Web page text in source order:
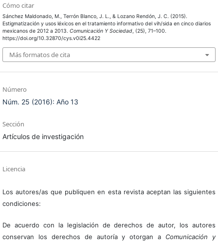
Cómo citar
Sánchez Maldonado, M., Terrón Blanco, J. L., & Lozano Rendón, J. C. (2015).
Estigmatización y usos léxicos en el tratamiento informativo del vih/sida en cinco diarios
mexicanos de 2012 a 2013. Comunicación Y Sociedad, (25), 71–100.
https://doi.org/10.32870/cys.v0i25.4422
Más formatos de cita
Número
Núm. 25 (2016): Año 13
Sección
Artículos de investigación
Licencia
Los autores/as que publiquen en esta revista aceptan las siguientes
condiciones:
De acuerdo con la legislación de derechos de autor, los autores
conservan los derechos de autoría y otorgan a Comunicación y